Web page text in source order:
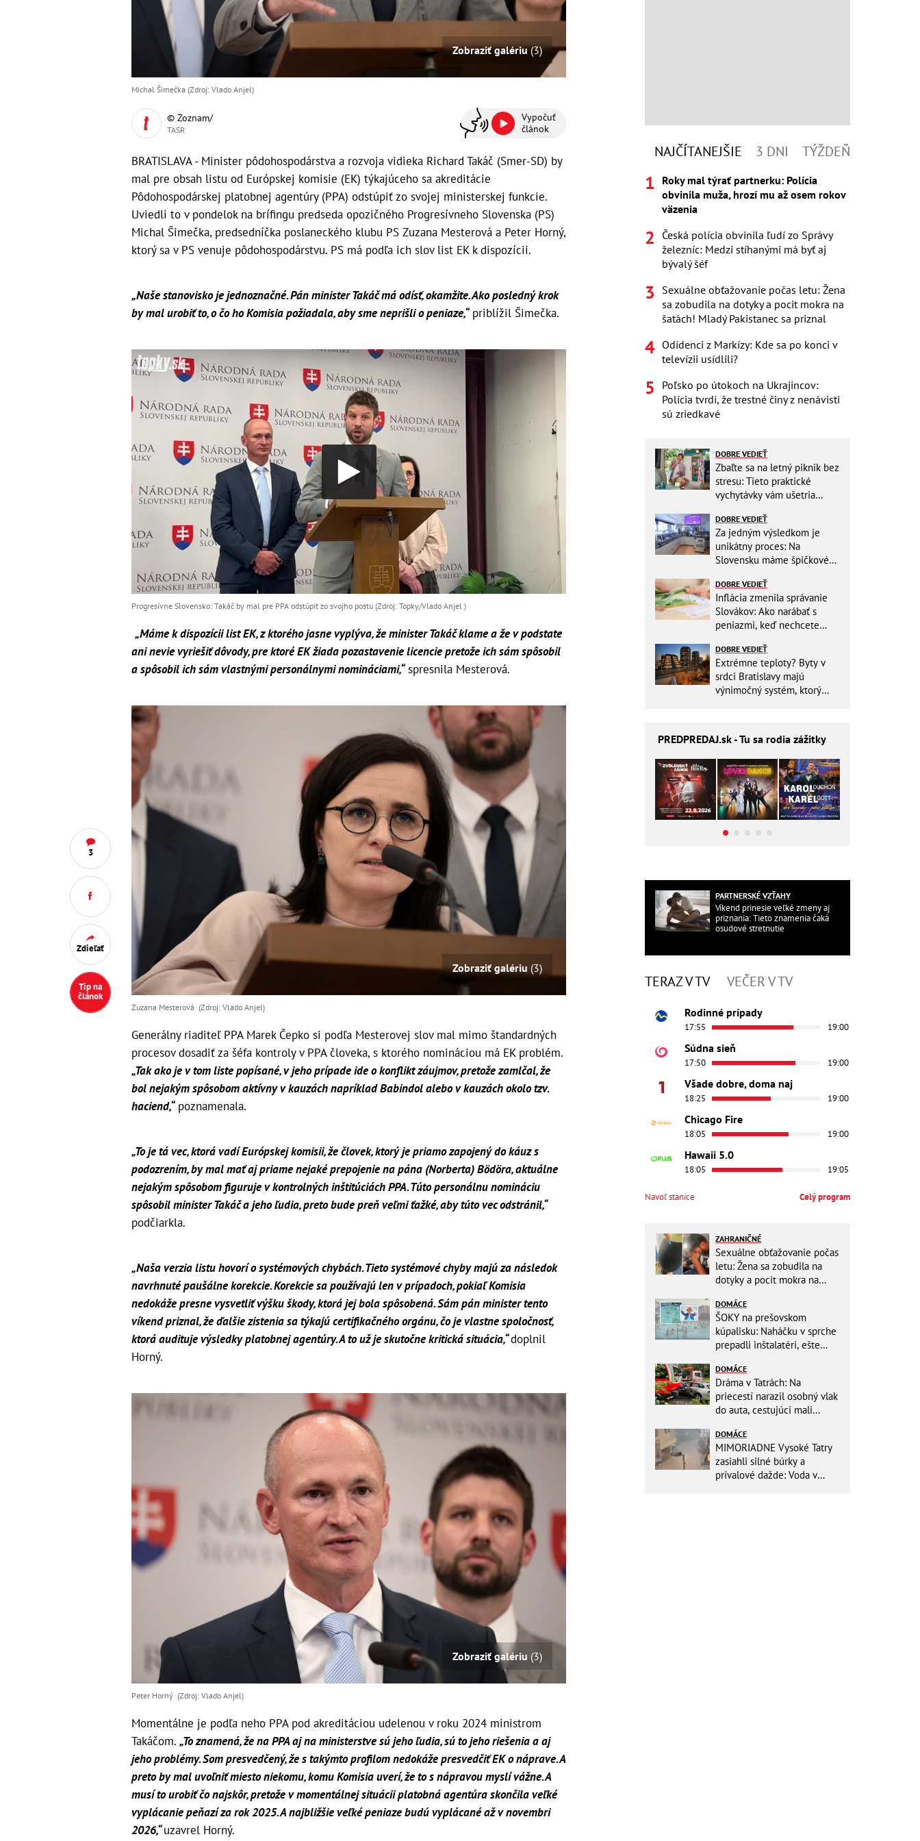
3
Zdieľať
Tip na
článok
Zobraziť galériu(3)
Michal Šimečka (Zdroj: Vlado Anjel)
© Zoznam/
TASR
Vypočuť
článok
BRATISLAVA - Minister pôdohospodárstva a rozvoja vidieka Richard Takáč (Smer-SD) by
mal pre obsah listu od Európskej komisie (EK) týkajúceho sa akreditácie
Pôdohospodárskej platobnej agentúry (PPA) odstúpiť zo svojej ministerskej funkcie.
Uviedli to v pondelok na brífingu predseda opozičného Progresívneho Slovenska (PS)
Michal Šimečka, predsedníčka poslaneckého klubu PS Zuzana Mesterová a Peter Horný,
ktorý sa v PS venuje pôdohospodárstvu. PS má podľa ich slov list EK k dispozícii.
„Naše stanovisko je jednoznačné. Pán minister Takáč má odísť, okamžite. Ako posledný krok
by mal urobiť to, o čo ho Komisia požiadala, aby sme neprišli o peniaze,“priblížil Šimečka.
Progresívne Slovensko: Takáč by mal pre PPA odstúpiť zo svojho postu (Zdroj: Topky/Vlado Anjel )
„Máme k dispozícii list EK, z ktorého jasne vyplýva, že minister Takáč klame a že v podstate
ani nevie vyriešiť dôvody, pre ktoré EK žiada pozastavenie licencie pretože ich sám spôsobil
a spôsobil ich sám vlastnými personálnymi nomináciami,“spresnila Mesterová.
Zobraziť galériu (3)
Zuzana Mesterová (Zdroj: Vlado Anjel)
Generálny riaditeľ PPA Marek Čepko si podľa Mesterovej slov mal mimo štandardných
procesov dosadiť za šéfa kontroly v PPA človeka, s ktorého nomináciou má EK problém.
„Tak ako je v tom liste popísané, v jeho prípade ide o konflikt záujmov, pretože zamlčal, že
bol nejakým spôsobom aktívny v kauzách napríklad Babindol alebo v kauzách okolo tzv.
haciend,“poznamenala.
„To je tá vec, ktorá vadí Európskej komisii, že človek, ktorý je priamo zapojený do káuz s
podozrením, by mal mať aj priame nejaké prepojenie na pána (Norberta) Bödöra, aktuálne
nejakým spôsobom figuruje v kontrolných inštitúciách PPA. Túto personálnu nomináciu
spôsobil minister Takáč a jeho ľudia, preto bude preň veľmi ťažké, aby túto vec odstránil,“
podčiarkla.
„Naša verzia listu hovorí o systémových chybách. Tieto systémové chyby majú za následok
navrhnuté paušálne korekcie. Korekcie sa používajú len v prípadoch, pokiaľ Komisia
nedokáže presne vysvetliť výšku škody, ktorá jej bola spôsobená. Sám pán minister tento
víkend priznal, že ďalšie zistenia sa týkajú certifikačného orgánu, čo je vlastne spoločnosť,
ktorá audituje výsledky platobnej agentúry. A to už je skutočne kritická situácia,“doplnil
Horný.
Zobraziť galériu (3)
Peter Horný (Zdroj: Vlado Anjel)
Momentálne je podľa neho PPA pod akreditáciou udelenou v roku 2024 ministrom
Takáčom. „To znamená, že na PPA aj na ministerstve sú jeho ľudia, sú to jeho riešenia a aj
jeho problémy. Som presvedčený, že s takýmto profilom nedokáže presvedčiť EK o náprave. A
preto by mal uvoľniť miesto niekomu, komu Komisia uverí, že to s nápravou myslí vážne. A
musí to urobiť čo najskôr, pretože v momentálnej situácii platobná agentúra skončila veľké
vyplácanie peňazí za rok 2025. A najbližšie veľké peniaze budú vyplácané až v novembri
2026,“uzavrel Horný.
NAJČÍTANEJŠIE 3 DNI TÝŽDEŇ
Roky mal týrať partnerku: Polícia
obvinila muža, hrozí mu až osem rokov
väzenia
Česká polícia obvinila ľudí zo Správy
železníc: Medzi stíhanými má byť aj
bývalý šéf
Sexuálne obťažovanie počas letu: Žena
sa zobudila na dotyky a pocit mokra na
šatách! Mladý Pakistanec sa priznal
Odídenci z Markízy: Kde sa po konci v
televízii usídlili?
Poľsko po útokoch na Ukrajincov:
Polícia tvrdí, že trestné činy z nenávisti
sú zriedkavé
DOBRE VEDIEŤ
Zbaľte sa na letný piknik bez
stresu: Tieto praktické
vychytávky vám ušetria
DOBRE VEDIEŤ
Za jedným výsledkom je
unikátny proces: Na
Slovensku máme špičkové
DOBRE VEDIEŤ
Inflácia zmenila správanie
Slovákov: Ako narábať s
peniazmi, keď nechcete
DOBRE VEDIEŤ
Extrémne teploty? Byty v
srdci Bratislavy majú
výnimočný systém, ktorý
PREDPREDAJ.sk - Tu sa rodia zážitky
PARTNERSKÉ VZŤAHY
Víkend prinesie veľké zmeny aj
priznania: Tieto znamenia čaká
osudové stretnutie
TERAZ V TV VEČER V TV
Rodinné prípady
17:55 19:00
Súdna sieň
17:50 19:00
Všade dobre, doma naj
18:25 19:00
Chicago Fire
18:05 19:00
Hawaii 5.0
18:05 19:05
Navoľ stanice Celý program
ZAHRANIČNÉ
Sexuálne obťažovanie počas
letu: Žena sa zobudila na
dotyky a pocit mokra na
priznal
DOMÁCE
ŠOKY na prešovskom
kúpalisku: Naháčku v sprche
prepadli inštalatéri, ešte
BAZÉNE
DOMÁCE
Dráma v Tatrách: Na
priecestí narazil osobný vlak
do auta, cestujúci mali
DOMÁCE
MIMORIADNE Vysoké Tatry
zasiahli silné búrky a
prívalové dažde: Voda v